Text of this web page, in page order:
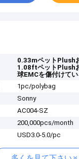
0.33mペットPlush
1.08ftペットPlush
球EMCを傷付けて
1pc/polybag
Sonny
AC004-SZ
200,000pcs/month
USD3.0-5.0/pc